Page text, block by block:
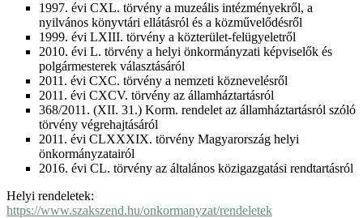
1997. évi CXL. törvény a muzeális intézményekről, a
nyilvános könyvtári ellátásról és a közművelődésről
1999. évi LXIII. törvény a közterület-felügyeletről
2010. évi L. törvény a helyi önkormányzati képviselők és
polgármesterek választásáról
2011. évi CXC. törvény a nemzeti köznevelésről
2011. évi CXCV. törvény az államháztartásról
368/2011. (XII. 31.) Korm. rendelet az államháztartásról szóló
törvény végrehajtásáról
2011. évi CLXXXIX. törvény Magyarország helyi
önkormányzatairól
2016. évi CL. törvény az általános közigazgatási rendtartásról
Helyi rendeletek:
https://www.szakszend.hu/onkormanyzat/rendeletek